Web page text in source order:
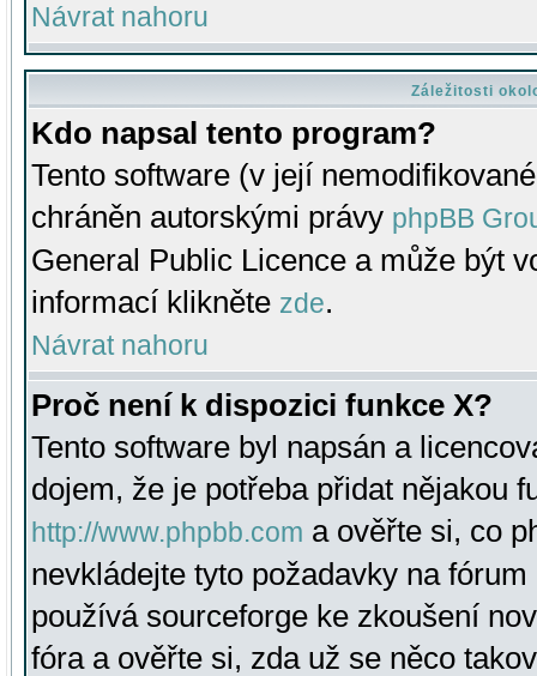
Návrat nahoru
Záležitosti
Kdo napsal tento program?
Tento software (v její
chráněn autorskými právy phpBB
General Public Licence a může být
informací klikněte zde.
Návrat nahoru
Proč není k dispozici funkce X?
Tento software byl napsán a
dojem, že je potřeba přidat nějakou
http://www.phpbb.com a ověřte si, co
nevkládejte tyto požadavky na
používá sourceforge ke zkoušení
fóra a ověřte si, zda už se něco